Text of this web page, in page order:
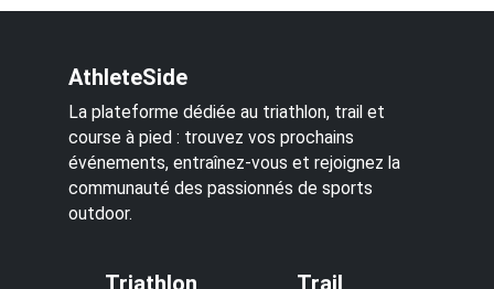
AthleteSide
La plateforme dédiée au triathlon, trail et
course à pied : trouvez vos prochains
événements, entraînez-vous et rejoignez la
communauté des passionnés de sports
outdoor.